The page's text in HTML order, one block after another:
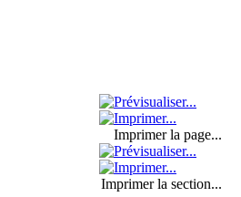
Imprimer la page...
Imprimer la section...